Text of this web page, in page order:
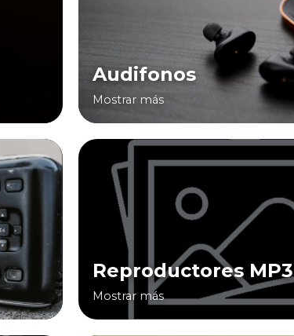
Audifonos
Mostrar más
Reproductores MP3
Mostrar más